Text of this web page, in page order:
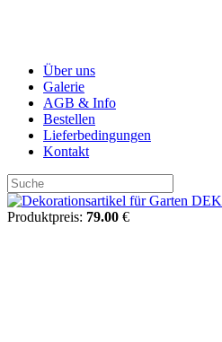
Über uns
Galerie
AGB & Info
Bestellen
Lieferbedingungen
Kontakt
Produktpreis: 79.00 €